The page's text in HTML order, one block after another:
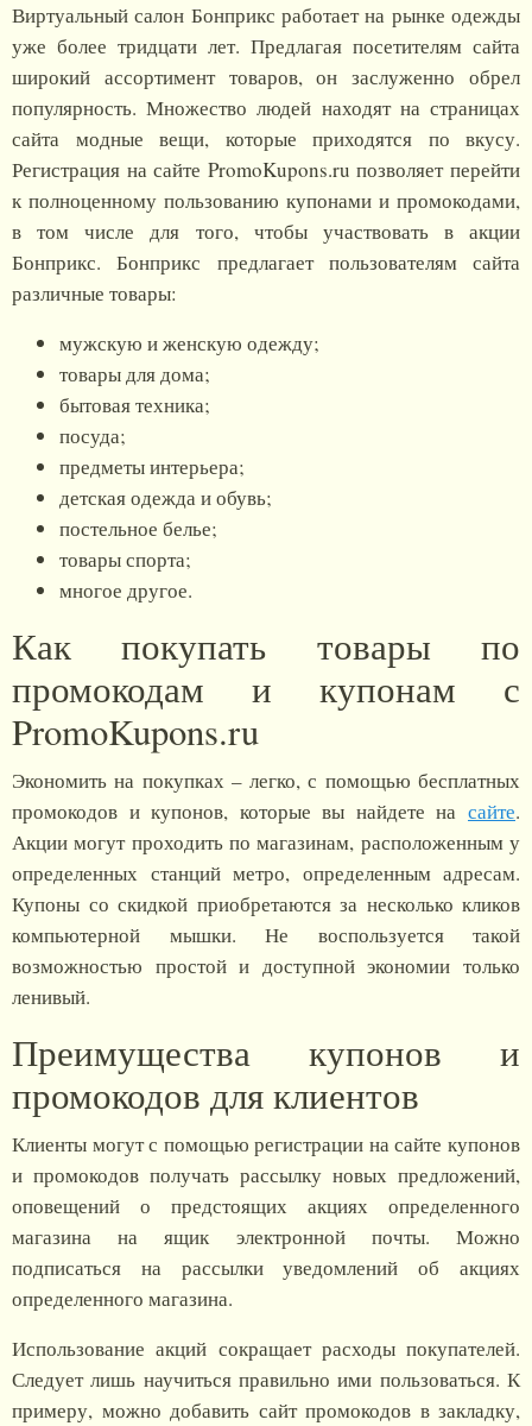
Виртуальный салон Бонприкс работает на рынке одежды
уже более тридцати лет. Предлагая посетителям сайта
широкий ассортимент товаров, он заслуженно обрел
популярность. Множество людей находят на страницах
сайта модные вещи, которые приходятся по вкусу.
Регистрация на сайте PromoKupons.ru позволяет перейти
к полноценному пользованию купонами и промокодами,
в том числе для того, чтобы участвовать в акции
Бонприкс. Бонприкс предлагает пользователям сайта
различные товары:
мужскую и женскую одежду;
товары для дома;
бытовая техника;
посуда;
предметы интерьера;
детская одежда и обувь;
постельное белье;
товары спорта;
многое другое.
Как покупать товары по
промокодам и купонам с
PromoKupons.ru
Экономить на покупках – легко, с помощью бесплатных
промокодов и купонов, которые вы найдете на сайте.
Акции могут проходить по магазинам, расположенным у
определенных станций метро, определенным адресам.
Купоны со скидкой приобретаются за несколько кликов
компьютерной мышки. Не воспользуется такой
возможностью простой и доступной экономии только
ленивый.
Преимущества купонов и
промокодов для клиентов
Клиенты могут с помощью регистрации на сайте купонов
и промокодов получать рассылку новых предложений,
оповещений о предстоящих акциях определенного
магазина на ящик электронной почты. Можно
подписаться на рассылки уведомлений об акциях
определенного магазина.
Использование акций сокращает расходы покупателей.
Следует лишь научиться правильно ими пользоваться. К
примеру, можно добавить сайт промокодов в закладку,